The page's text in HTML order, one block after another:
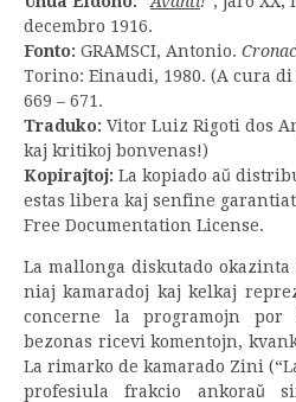
decembro 1916.
Fonto: GRAMSCI, Antonio.
Torino: Einaudi, 1980. (A cura
669 – 671.
Traduko: Vitor Luiz Rigoti dos
kaj kritikoj bonvenas!)
Kopirajtoj: La kopiado aŭ
estas libera kaj senfine
Free Documentation License.
La mallonga diskutado
niaj kamaradoj kaj kelkaj
concerne la programojn
bezonas ricevi komentojn,
La rimarko de kamarado Zini
profesiula frakcio ankoraŭ